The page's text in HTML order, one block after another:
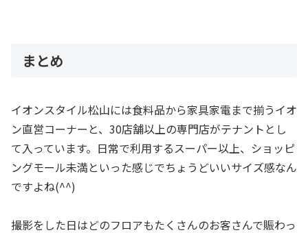
まとめ
イオンスタイル松山には食料品から家具家電まで揃うイオ
ン直営コーナーと、30店舗以上の専門店がテナントとし
て入っています。日常で利用するスーパー以上、ショッピ
ングモール未満といった感じでちょうどいいサイズ感なん
ですよね(^^)
撮影をした日はどのフロアもたくさんのお客さんで賑わっ